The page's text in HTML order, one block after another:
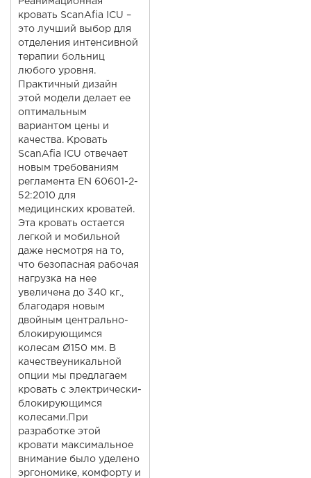
кровать ScanAfia ICU –
это лучший выбор для
отделения интенсивной
терапии больниц
любого уровня.
Практичный дизайн
этой модели делает ее
оптимальным
вариантом цены и
качества. Кровать
ScanAfia ICU отвечает
новым требованиям
регламента EN 60601-2-
52:2010 для
медицинских кроватей.
Эта кровать остается
легкой и мобильной
даже несмотря на то,
что безопасная рабочая
нагрузка на нее
увеличена до 340 кг.,
благодаря новым
двойным центрально-
блокирующимся
колесам Ø150 мм. В
качествеуникальной
опции мы предлагаем
кровать с электрически-
блокирующимся
колесами.При
разработке этой
кровати максимальное
внимание было уделено
эргономике, комфорту и